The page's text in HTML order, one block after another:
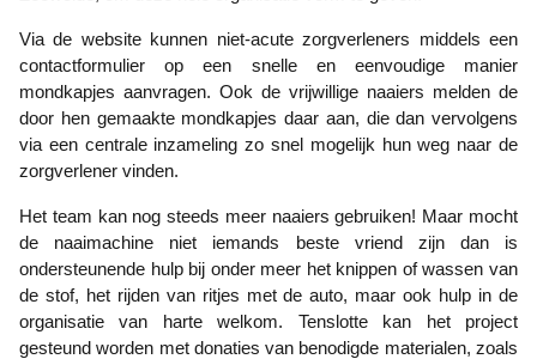
Via de website kunnen niet-acute zorgverleners middels een
contactformulier op een snelle en eenvoudige manier
mondkapjes aanvragen. Ook de vrijwillige naaiers melden de
door hen gemaakte mondkapjes daar aan, die dan vervolgens
via een centrale inzameling zo snel mogelijk hun weg naar de
zorgverlener vinden.
Het team kan nog steeds meer naaiers gebruiken! Maar mocht
de naaimachine niet iemands beste vriend zijn dan is
ondersteunende hulp bij onder meer het knippen of wassen van
de stof, het rijden van ritjes met de auto, maar ook hulp in de
organisatie van harte welkom. Tenslotte kan het project
gesteund worden met donaties van benodigde materialen, zoals